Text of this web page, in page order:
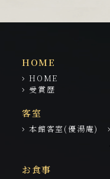
HOME
HOME
受賞歴
客室
本館客室(優湯庵)
お食事